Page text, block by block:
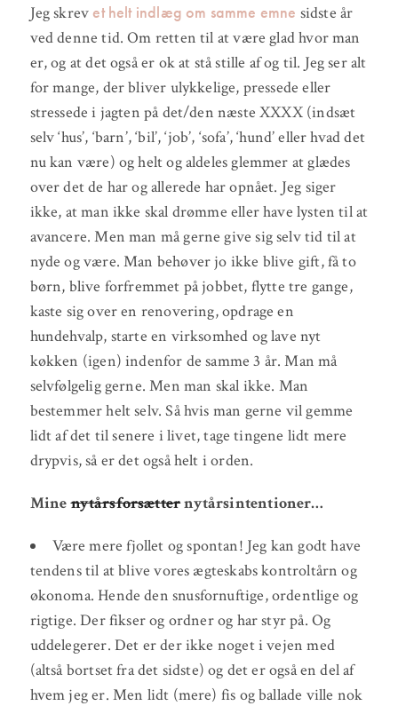
Jeg skrev et helt indlæg om samme emne sidste år
ved denne tid. Om retten til at være glad hvor man
er, og at det også er ok at stå stille af og til. Jeg ser alt
for mange, der bliver ulykkelige, pressede eller
stressede i jagten på det/den næste XXXX (indsæt
selv ‘hus’, ‘barn’, ‘bil’, ‘job’, ‘sofa’, ‘hund’ eller hvad det
nu kan være) og helt og aldeles glemmer at glædes
over det de har og allerede har opnået. Jeg siger
ikke, at man ikke skal drømme eller have lysten til at
avancere. Men man må gerne give sig selv tid til at
nyde og være. Man behøver jo ikke blive gift, få to
børn, blive forfremmet på jobbet, flytte tre gange,
kaste sig over en renovering, opdrage en
hundehvalp, starte en virksomhed og lave nyt
køkken (igen) indenfor de samme 3 år. Man må
selvfølgelig gerne. Men man skal ikke. Man
bestemmer helt selv. Så hvis man gerne vil gemme
lidt af det til senere i livet, tage tingene lidt mere
drypvis, så er det også helt i orden.
Minenytårsforsætternytårsintentioner…
Være mere fjollet og spontan! Jeg kan godt have
tendens til at blive vores ægteskabs kontroltårn og
økonoma. Hende den snusfornuftige, ordentlige og
rigtige. Der fikser og ordner og har styr på. Og
uddelegerer. Det er der ikke noget i vejen med
(altså bortset fra det sidste) og det er også en del af
hvem jeg er. Men lidt (mere) fis og ballade ville nok